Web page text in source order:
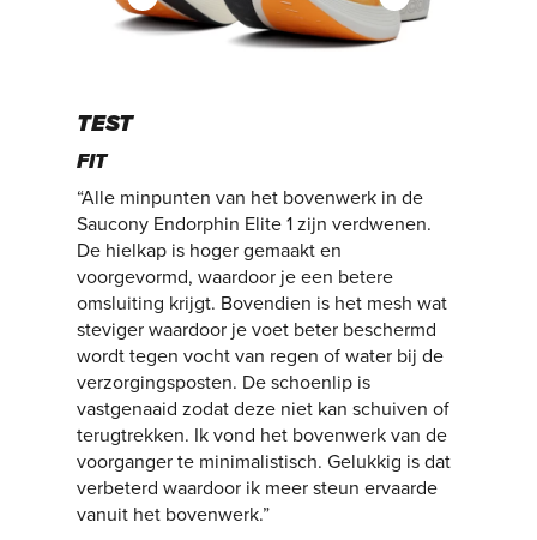
TEST
FIT
“Alle minpunten van het bovenwerk in de
Saucony Endorphin Elite 1 zijn verdwenen.
De hielkap is hoger gemaakt en
voorgevormd, waardoor je een betere
omsluiting krijgt. Bovendien is het mesh wat
steviger waardoor je voet beter beschermd
wordt tegen vocht van regen of water bij de
verzorgingsposten. De schoenlip is
vastgenaaid zodat deze niet kan schuiven of
terugtrekken. Ik vond het bovenwerk van de
voorganger te minimalistisch. Gelukkig is dat
verbeterd waardoor ik meer steun ervaarde
vanuit het bovenwerk.”